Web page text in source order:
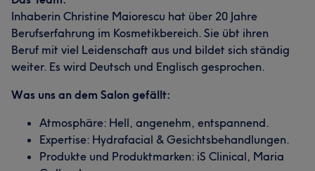
Inhaberin Christine Maiorescu hat über 20 Jahre
Berufserfahrung im Kosmetikbereich. Sie übt ihren
Beruf mit viel Leidenschaft aus und bildet sich ständig
weiter. Es wird Deutsch und Englisch gesprochen.
Was uns an dem Salon gefällt:
Atmosphäre: Hell, angenehm, entspannend.
Expertise: Hydrafacial & Gesichtsbehandlungen.
Produkte und Produktmarken: iS Clinical, Maria